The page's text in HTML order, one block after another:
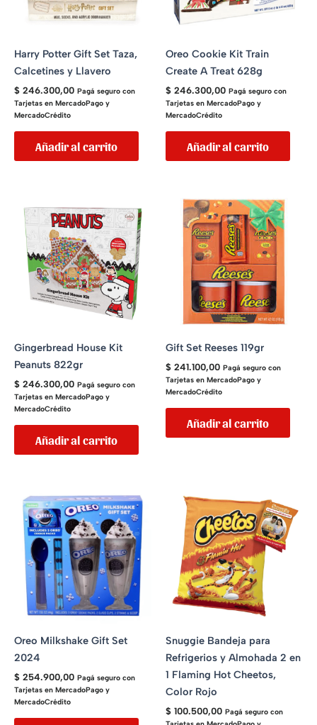
Harry Potter Gift Set Taza,
Calcetines y Llavero
$ 246.300,00 Pagá seguro con
Tarjetas en MercadoPago y
MercadoCrédito
Añadir al carrito
Oreo Cookie Kit Train
Create A Treat 628g
$ 246.300,00 Pagá seguro con
Tarjetas en MercadoPago y
MercadoCrédito
Añadir al carrito
Gingerbread House Kit
Peanuts 822gr
$ 246.300,00 Pagá seguro con
Tarjetas en MercadoPago y
MercadoCrédito
Añadir al carrito
Gift Set Reeses 119gr
$ 241.100,00 Pagá seguro con
Tarjetas en MercadoPago y
MercadoCrédito
Añadir al carrito
Oreo Milkshake Gift Set
2024
$ 254.900,00 Pagá seguro con
Tarjetas en MercadoPago y
MercadoCrédito
Snuggie Bandeja para
Refrigerios y Almohada 2 en
1 Flaming Hot Cheetos,
Color Rojo
$ 100.500,00 Pagá seguro con